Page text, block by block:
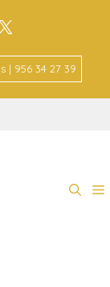
| 956 34 27 39